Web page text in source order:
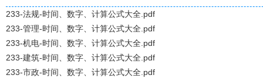
233-法规-时间、数字、计算公式大全.pdf
233-管理-时间、数字、计算公式大全.pdf
233-机电-时间、数字、计算公式大全.pdf
233-建筑-时间、数字、计算公式大全.pdf
233-市政-时间、数字、计算公式大全.pdf